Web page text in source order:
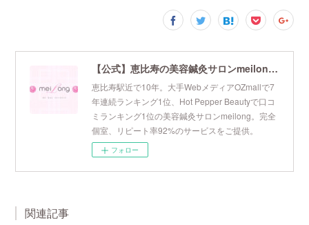
【公式】恵比寿の美容鍼灸サロンmeilong｜ツボを押さえた針・お灸の治療で美容と健康を叶えます
恵比寿駅近で10年。大手WebメディアOZmallで7
年連続ランキング1位、Hot Pepper Beautyで口コ
ミランキング1位の美容鍼灸サロンmeilong。完全
個室、リピート率92%のサービスをご提供。
フォロー
関連記事